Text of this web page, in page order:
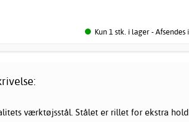
Kun 1 stk. i lager -
værktøjsstål. Stålet er rillet for ekstra